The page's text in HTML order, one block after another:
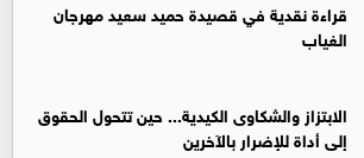
قراءة نقدية في قصيدة حميد سعيد مهرجان
الغياب
الابتزاز والشكاوى الكيدية... حين تتحول الحقوق
إلى أداة للإضرار بالآخرين